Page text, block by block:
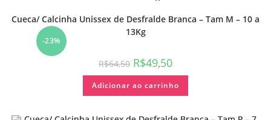
-23%
Cueca/ Calcinha Unissex de Desfralde Branca – Tam M – 10 a
13Kg
R$64,50 R$49,50
Adicionar ao carrinho